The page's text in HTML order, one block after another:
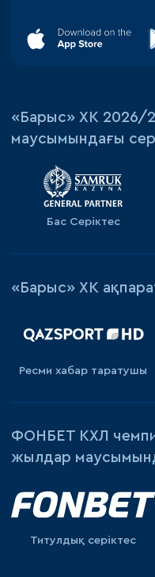
«‎Барыс»‎ ХК 2026/
маусымындағы
Бас Серіктес
«Барыс» ХК
Ресми хабар таратушы
ФОНБЕТ КХЛ
жылдар
Титулдық серіктес